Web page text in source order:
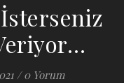
/ 0 Yorum